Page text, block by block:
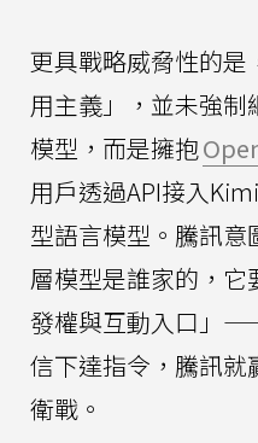
更具戰略威脅性的是
用主義」，並未強
模型，而是擁抱
用戶透過API接入
型語言模型。騰訊
層模型是誰家的，它
發權與互動入口」
信下達指令，騰訊
衛戰。